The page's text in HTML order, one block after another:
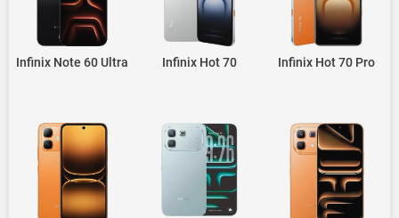
Infinix Hot 70 Pro
Infinix Hot 70
Infinix Note 60 Ultra